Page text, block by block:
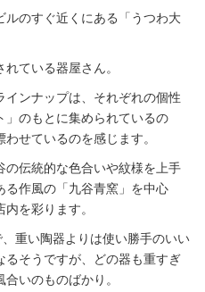
のすぐ近くにある「うつわ大
ている器屋さん。
ンナップは、それぞれの個性
」のもとに集められているの
せているのを感じます。
の伝統的な色合いや紋様を上手
る作風の「九谷青窯」を中心
を彩ります。
重い陶器よりは使い勝手のいい
そうですが、どの器も重すぎ
いのものばかり。